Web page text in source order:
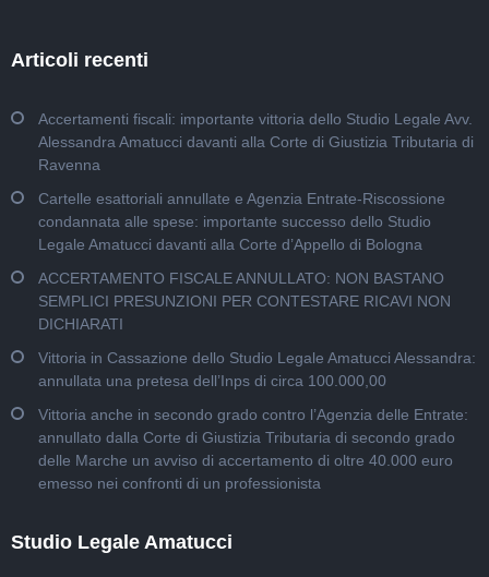
Articoli recenti
Accertamenti fiscali: importante vittoria dello Studio Legale Avv.
Alessandra Amatucci davanti alla Corte di Giustizia Tributaria di
Ravenna
Cartelle esattoriali annullate e Agenzia Entrate-Riscossione
condannata alle spese: importante successo dello Studio
Legale Amatucci davanti alla Corte d’Appello di Bologna
ACCERTAMENTO FISCALE ANNULLATO: NON BASTANO
SEMPLICI PRESUNZIONI PER CONTESTARE RICAVI NON
DICHIARATI
Vittoria in Cassazione dello Studio Legale Amatucci Alessandra:
annullata una pretesa dell’Inps di circa 100.000,00
Vittoria anche in secondo grado contro l’Agenzia delle Entrate:
annullato dalla Corte di Giustizia Tributaria di secondo grado
delle Marche un avviso di accertamento di oltre 40.000 euro
emesso nei confronti di un professionista
Studio Legale Amatucci